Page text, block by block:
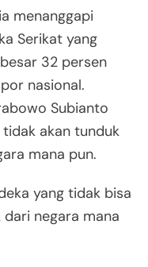
menanggapi
Serikat yang
32 persen
nasional.
Subianto
akan tunduk
mana pun.
yang tidak bisa
negara mana